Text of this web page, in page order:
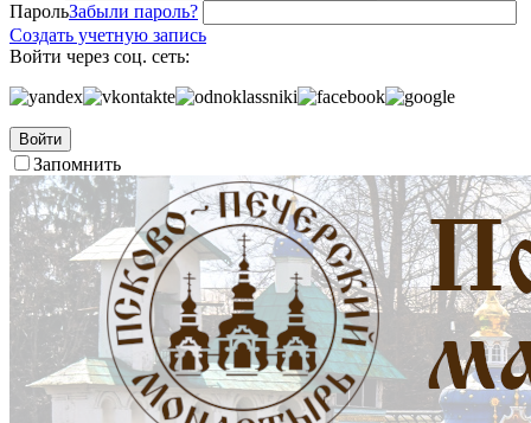
ПарольЗабыли пароль?
Создать учетную запись
Войти через соц. сеть:
Войти
Запомнить